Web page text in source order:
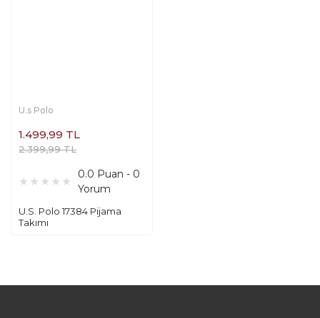
U.s Polo
1.499,99 TL
2.399,99 TL
0.0 Puan - 0
Yorum
U.S. Polo 17384 Pijama
Takımı